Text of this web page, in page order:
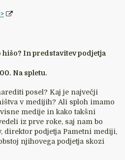
In predstavitev podjetja
Na spletu.
posel? Kaj je največji
v medijih? Ali sploh imamo
medije in kako takšni
iz prve roke, saj nam bo
direktor podjetja Pametni mediji,
njihovega podjetja skozi